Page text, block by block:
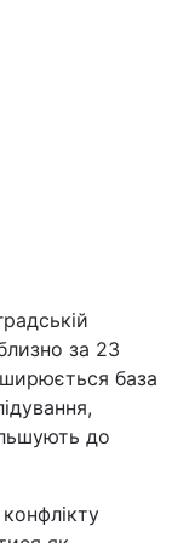
за 23
база
до